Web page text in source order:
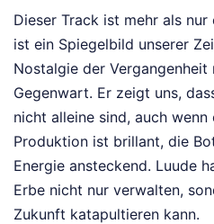
Dieser Track ist mehr als
ist ein Spiegelbild unserer
Nostalgie der
Gegenwart. Er zeigt uns,
nicht alleine sind, auch
Produktion ist brillant, die
Energie ansteckend. Luude
Erbe nicht nur verwalten,
Zukunft katapultieren kann.